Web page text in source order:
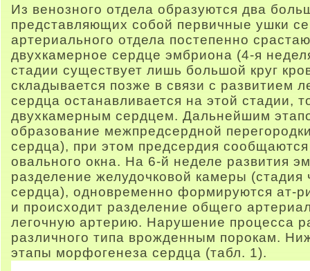
Из венозного отдела образуются два
представляющих собой первичные ушки
артериального отдела постепенно
двухкамерное сердце эмбриона (4-я
стадии существует лишь большой круг
складывается позже в связи с развитием
сердца останавливается на этой стадии,
двухкамерным сердцем. Дальнейшим
образование межпредсердной
сердца), при этом предсердия
овального окна. На 6-й неделе развития
разделение желудочковой камеры (стадия
сердца), одновременно формируются ат-
и происходит разделение общего
легочную артерию. Нарушение процесса
различного типа врожденным порокам.
этапы морфогенеза сердца (табл. 1).